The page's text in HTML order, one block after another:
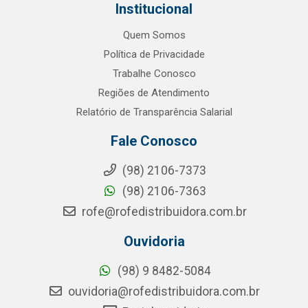
Institucional
Quem Somos
Política de Privacidade
Trabalhe Conosco
Regiões de Atendimento
Relatório de Transparência Salarial
Fale Conosco
(98) 2106-7373
(98) 2106-7363
rofe@rofedistribuidora.com.br
Ouvidoria
(98) 9 8482-5084
ouvidoria@rofedistribuidora.com.br